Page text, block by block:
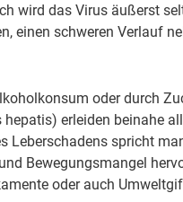
wird das Virus äußerst
einen schweren Verlauf
oder durch
erleiden beinahe
Leberschadens spricht
Bewegungsmangel
oder auch